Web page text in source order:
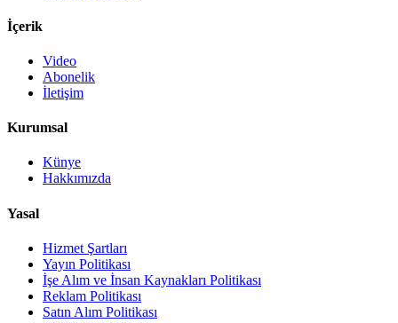
İçerik
Video
Abonelik
İletişim
Kurumsal
Künye
Hakkımızda
Yasal
Hizmet Şartları
Yayın Politikası
İşe Alım ve İnsan Kaynakları Politikası
Reklam Politikası
Satın Alım Politikası